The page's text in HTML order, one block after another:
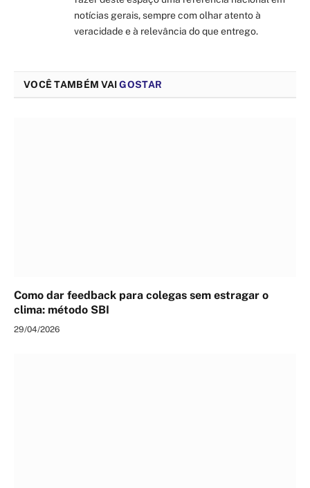
notícias gerais, sempre com olhar atento à
veracidade e à relevância do que entrego.
VOCÊ TAMBÉM VAIGOSTAR
Como dar feedback para colegas sem estragar o
clima: método SBI
29/04/2026